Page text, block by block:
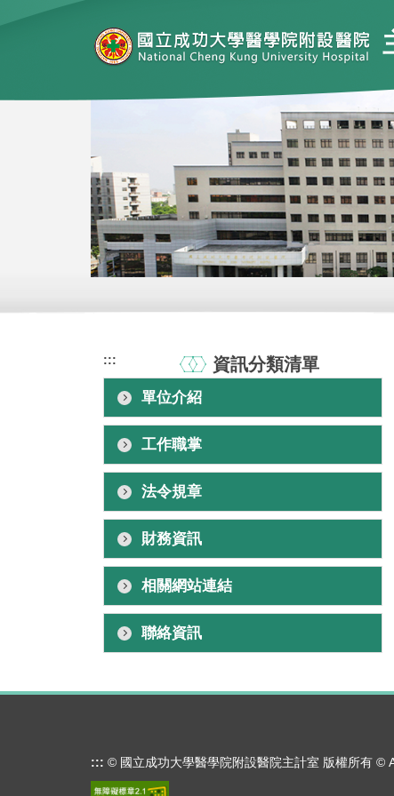
::: 資訊分類清單
單位介紹
工作職掌
法令規章
財務資訊
相關網站連結
聯絡資訊
::: © 國立成功大學醫學院附設醫院主計室 版權所有 ©